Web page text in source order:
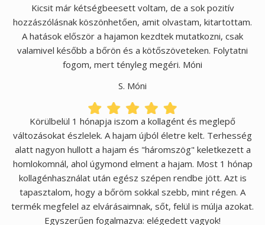
Kicsit már kétségbeesett voltam, de a sok pozitív
hozzászólásnak köszönhetően, amit olvastam, kitartottam.
A hatások először a hajamon kezdtek mutatkozni, csak
valamivel később a bőrön és a kötőszöveteken. Folytatni
fogom, mert tényleg megéri. Móni
S. Móni
Körülbelül 1 hónapja iszom a kollagént és meglepő
változásokat észlelek. A hajam újból életre kelt. Terhesség
alatt nagyon hullott a hajam és "háromszög" keletkezett a
homlokomnál, ahol úgymond elment a hajam. Most 1 hónap
kollagénhasználat után egész szépen rendbe jött. Azt is
tapasztalom, hogy a bőröm sokkal szebb, mint régen. A
termék megfelel az elvárásaimnak, sőt, felül is múlja azokat.
Egyszerűen fogalmazva: elégedett vagyok!